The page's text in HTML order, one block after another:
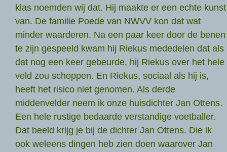
klas noemden wij dat. Hij maakte er een echte kunst
van. De familie Poede van NWVV kon dat wat
minder waarderen. Na een paar keer door de benen
te zijn gespeeld kwam hij Riekus mededelen dat als
dat nog een keer gebeurde, hij Riekus over het hele
veld zou schoppen. En Riekus, sociaal als hij is,
heeft het risico niet genomen. Als derde
middenvelder neem ik onze huisdichter Jan Ottens.
Een hele rustige bedaarde verstandige voetballer.
Dat beeld krijg je bij de dichter Jan Ottens. Die ik
ook weleens dingen heb zien doen waarover Jan